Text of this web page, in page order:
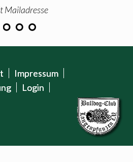
Mailadresse
Impressum
Login